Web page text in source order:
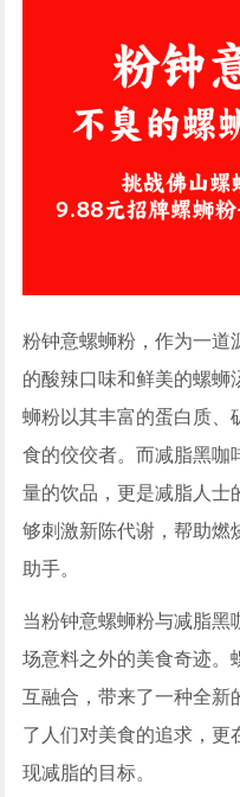
粉钟意螺蛳粉，作为一道
的酸辣口味和鲜美的螺蛳
蛳粉以其丰富的蛋白质、
食的佼佼者。而减脂黑咖
量的饮品，更是减脂人士
够刺激新陈代谢，帮助燃
助手。
当粉钟意螺蛳粉与减脂黑
场意料之外的美食奇迹。
互融合，带来了一种全新
了人们对美食的追求，更
现减脂的目标。